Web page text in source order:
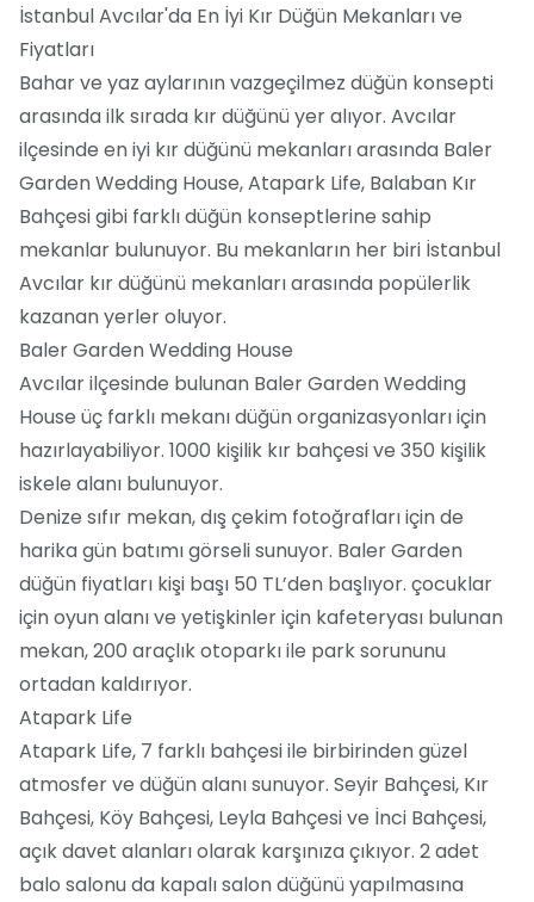
İstanbul Avcılar'da En İyi Kır Düğün Mekanları ve
Fiyatları
Bahar ve yaz aylarının vazgeçilmez düğün konsepti
arasında ilk sırada kır düğünü yer alıyor. Avcılar
ilçesinde en iyi kır düğünü mekanları arasında Baler
Garden Wedding House, Atapark Life, Balaban Kır
Bahçesi gibi farklı düğün konseptlerine sahip
mekanlar bulunuyor. Bu mekanların her biri İstanbul
Avcılar kır düğünü mekanları arasında popülerlik
kazanan yerler oluyor.
Baler Garden Wedding House
Avcılar ilçesinde bulunan Baler Garden Wedding
House üç farklı mekanı düğün organizasyonları için
hazırlayabiliyor. 1000 kişilik kır bahçesi ve 350 kişilik
iskele alanı bulunuyor.
Denize sıfır mekan, dış çekim fotoğrafları için de
harika gün batımı görseli sunuyor. Baler Garden
düğün fiyatları kişi başı 50 TL’den başlıyor. çocuklar
için oyun alanı ve yetişkinler için kafeteryası bulunan
mekan, 200 araçlık otoparkı ile park sorununu
ortadan kaldırıyor.
Atapark Life
Atapark Life, 7 farklı bahçesi ile birbirinden güzel
atmosfer ve düğün alanı sunuyor. Seyir Bahçesi, Kır
Bahçesi, Köy Bahçesi, Leyla Bahçesi ve İnci Bahçesi,
açık davet alanları olarak karşınıza çıkıyor. 2 adet
balo salonu da kapalı salon düğünü yapılmasına